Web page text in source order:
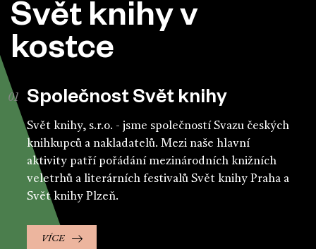
Svět knihy v
kostce
Společnost Svět knihy
Svět knihy, s.r.o. - jsme společností Svazu českých
knihkupců a nakladatelů. Mezi naše hlavní
aktivity patří pořádání mezinárodních knižních
veletrhů a literárních festivalů Svět knihy Praha a
Svět knihy Plzeň.
VÍCE